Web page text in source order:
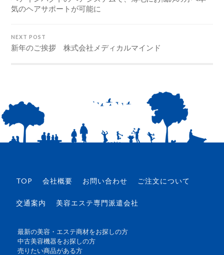
気のヘアサポートが可能に
NEXT POST
新年のご挨拶 株式会社メディカルマインド
TOP 会社概要 お問い合わせ ご注文について
交通案内 美容エステ専門派遣会社
最新の美容・エステ商材をお探しの方
中古美容機器をお探しの方
売りたい商品がある方